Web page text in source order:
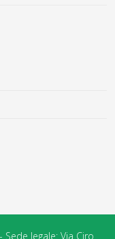
Sede legale: Via Ciro